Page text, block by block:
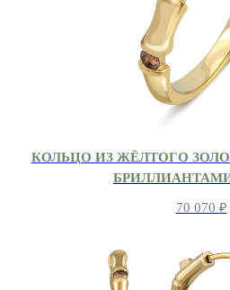
КОЛЬЦО ИЗ ЖЁЛТОГО
БРИЛЛИАНТАМИ
70 070 ₽